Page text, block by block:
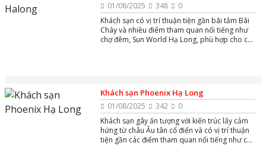
01/08/2025 348
0
Khách sạn có vị trí thuận tiện gần bãi tắm Bãi
Cháy và nhiều điểm tham quan nổi tiếng như
chợ đêm, Sun World Hạ Long, phù hợp cho cả
Khách sạn Phoenix Hạ Long
01/08/2025 342
0
Khách sạn gây ấn tượng với kiến trúc lấy cảm
hứng từ châu Âu tân cổ điển và có vị trí thuận
tiện gần các điểm tham quan nổi tiếng như chợ